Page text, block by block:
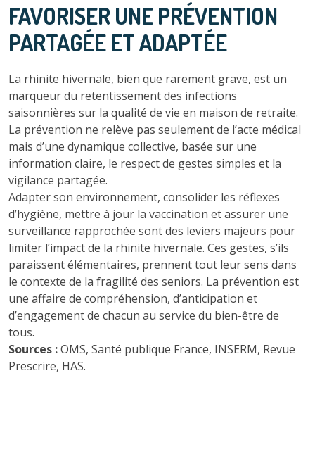
FAVORISER UNE PRÉVENTION
PARTAGÉE ET ADAPTÉE
La rhinite hivernale, bien que rarement grave, est un
marqueur du retentissement des infections
saisonnières sur la qualité de vie en maison de retraite.
La prévention ne relève pas seulement de l’acte médical
mais d’une dynamique collective, basée sur une
information claire, le respect de gestes simples et la
vigilance partagée.
Adapter son environnement, consolider les réflexes
d’hygiène, mettre à jour la vaccination et assurer une
surveillance rapprochée sont des leviers majeurs pour
limiter l’impact de la rhinite hivernale. Ces gestes, s’ils
paraissent élémentaires, prennent tout leur sens dans
le contexte de la fragilité des seniors. La prévention est
une affaire de compréhension, d’anticipation et
d’engagement de chacun au service du bien-être de
tous.
Sources :OMS, Santé publique France, INSERM, Revue
Prescrire, HAS.